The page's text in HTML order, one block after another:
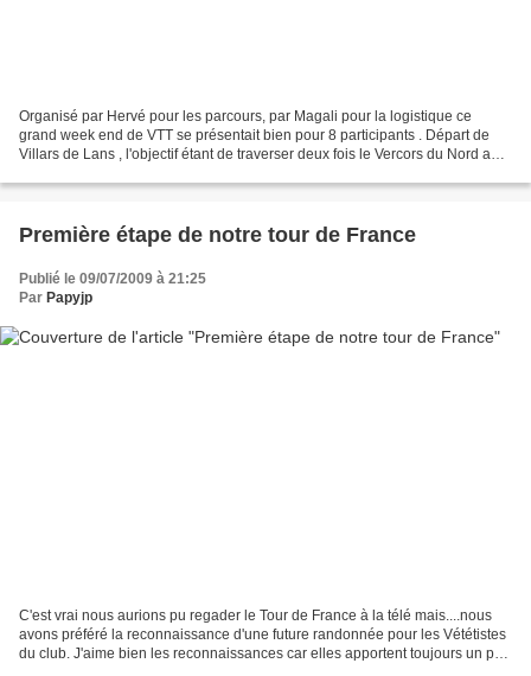
Organisé par Hervé pour les parcours, par Magali pour la logistique ce
grand week end de VTT se présentait bien pour 8 participants . Départ de
Villars de Lans , l'objectif étant de traverser deux fois le Vercors du Nord au
Première étape de notre tour de France
Publié le 09/07/2009 à 21:25
Par Papyjp
C'est vrai nous aurions pu regader le Tour de France à la télé mais....nous
avons préféré la reconnaissance d'une future randonnée pour les Vététistes
du club. J'aime bien les reconnaissances car elles apportent toujours un peu